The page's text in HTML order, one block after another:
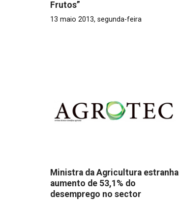
Frutos”
13 maio 2013, segunda-feira
Ministra da Agricultura estranha
aumento de 53,1% do
desemprego no sector